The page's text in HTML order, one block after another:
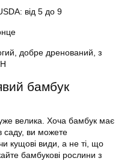
від 5 до 9
добре дренований, з
бамбук
велика. Хоча бамбук має
саду, ви можете
кущові види, а не ті, що
бамбукові рослини з